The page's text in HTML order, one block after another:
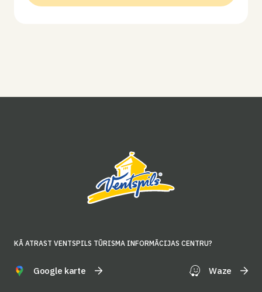
KĀ ATRAST VENTSPILS TŪRISMA INFORMĀCIJAS CENTRU?
Google karte Waze